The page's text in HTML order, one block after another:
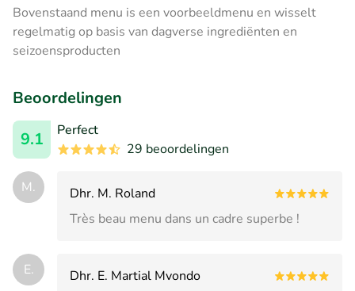
Bovenstaand menu is een voorbeeldmenu en wisselt
regelmatig op basis van dagverse ingrediënten en
seizoensproducten
Beoordelingen
9.1
Perfect
29 beoordelingen
M.
Dhr. M. Roland
Très beau menu dans un cadre superbe !
E.
Dhr. E. Martial Mvondo